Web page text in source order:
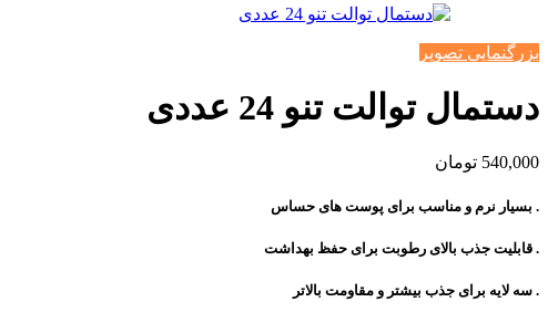
بزرگنمایی تصویر
دستمال توالت تنو 24 عددی
540,000 تومان
. بسیار نرم و مناسب برای پوست های حساس
. قابلیت جذب بالای رطوبت برای حفظ بهداشت
. سه لایه برای جذب بیشتر و مقاومت بالاتر